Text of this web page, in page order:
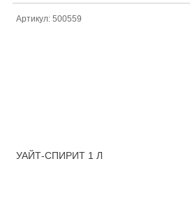
Артикул: 500559
УАЙТ-СПИРИТ 1 Л